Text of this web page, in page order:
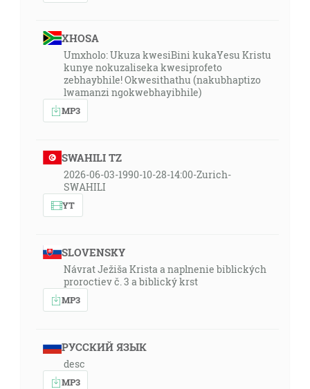
XHOSA
Umxholo: Ukuza kwesiBini kukaYesu Kristu
kunye nokuzaliseka kwesiprofeto
zebhaybhile! Okwesithathu (nakubhaptizo
lwamanzi ngokwebhayibhile)
MP3
SWAHILI TZ
2026-06-03-1990-10-28-14:00-Zurich-
SWAHILI
YT
SLOVENSKY
Návrat Ježiša Krista a naplnenie biblických
proroctiev č. 3 a biblický krst
MP3
РУССКИЙ ЯЗЫК
desc
MP3